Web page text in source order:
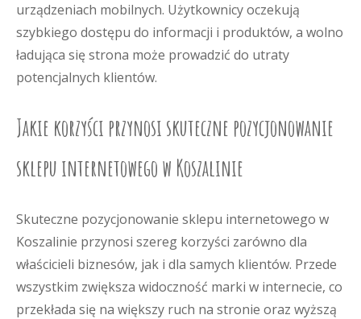
urządzeniach mobilnych. Użytkownicy oczekują
szybkiego dostępu do informacji i produktów, a wolno
ładująca się strona może prowadzić do utraty
potencjalnych klientów.
Jakie korzyści przynosi skuteczne pozycjonowanie
sklepu internetowego w Koszalinie
Skuteczne pozycjonowanie sklepu internetowego w
Koszalinie przynosi szereg korzyści zarówno dla
właścicieli biznesów, jak i dla samych klientów. Przede
wszystkim zwiększa widoczność marki w internecie, co
przekłada się na większy ruch na stronie oraz wyższą